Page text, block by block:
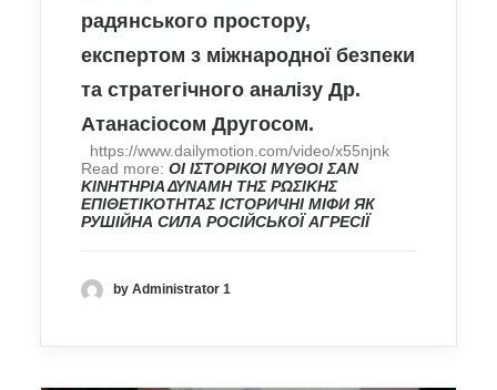
радянського простору,
експертом з міжнародної безпеки
та стратегічного аналізу Др.
Атанасіосом Другосом.
https://www.dailymotion.com/video/x55njnk
Read more: ΟΙ ΙΣΤΟΡΙΚΟΙ ΜΥΘΟΙ ΣΑΝ
ΚΙΝΗΤΗΡΙΑ ΔΥΝΑΜΗ ΤΗΣ ΡΩΣΙΚΗΣ
ΕΠΙΘΕΤΙΚΟΤΗΤΑΣ ІСТОРИЧНІ МІФИ ЯК
РУШІЙНА СИЛА РОСІЙСЬКОЇ АГРЕСІЇ
by Administrator 1